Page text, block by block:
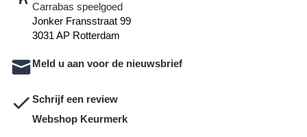
Carrabas speelgoed
Jonker Fransstraat 99
3031 AP Rotterdam
Meld u aan voor de nieuwsbrief
Schrijf een review
Webshop Keurmerk